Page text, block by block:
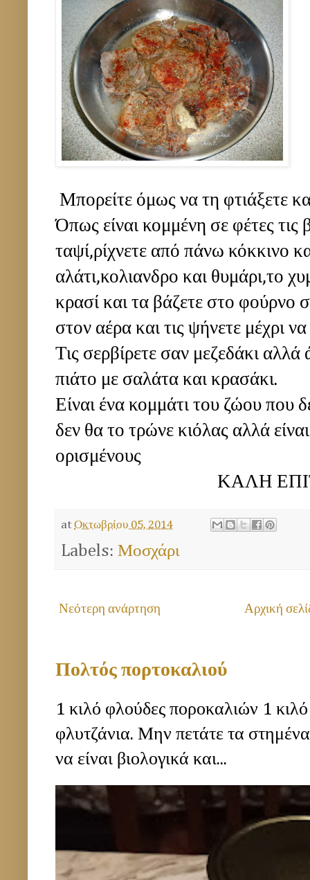
Μπορείτε όμως να τη φτιάξετε
Όπως είναι κομμένη σε φέτες τις
ταψί,ρίχνετε από πάνω κόκκινο
αλάτι,κολιανδρο και θυμάρι,το
κρασί και τα βάζετε στο φούρνο
στον αέρα και τις ψήνετε μέχρι
Τις σερβίρετε σαν μεζεδάκι αλλά
πιάτο με σαλάτα και κρασάκι.
Είναι ένα κομμάτι του ζώου που
δεν θα το τρώνε κιόλας αλλά
ορισμένους
ΚΑΛΗ ΕΠΙΤΥΧΙΑ
atΟκτωβρίου 05, 2014
Labels: Μοσχάρι
Νεότερη ανάρτηση Αρχική
Πολτός πορτοκαλιού
1 κιλό φλούδες ποροκαλιών 1
φλυτζάνια. Μην πετάτε τα
να είναι βιολογικά και...